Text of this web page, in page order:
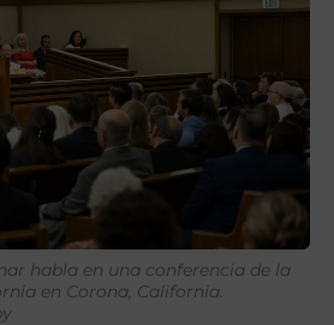
habla en una conferencia de la
en Corona, California.